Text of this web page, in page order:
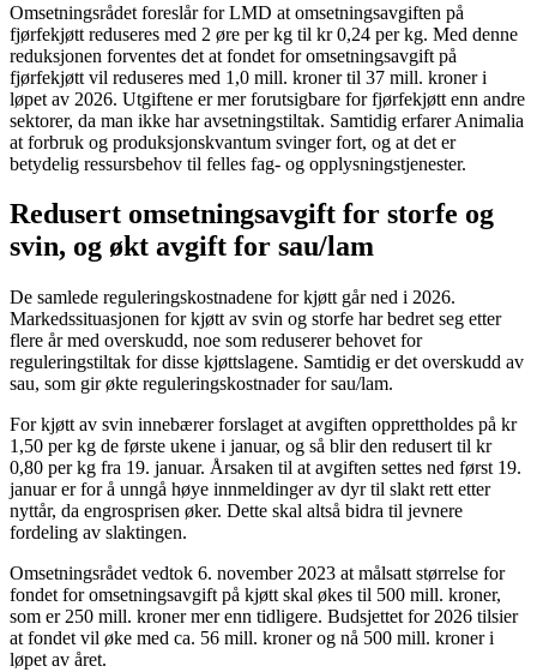
Omsetningsrådet foreslår for LMD at omsetningsavgiften på
fjørfekjøtt reduseres med 2 øre per kg til kr 0,24 per kg. Med denne
reduksjonen forventes det at fondet for omsetningsavgift på
fjørfekjøtt vil reduseres med 1,0 mill. kroner til 37 mill. kroner i
løpet av 2026. Utgiftene er mer forutsigbare for fjørfekjøtt enn andre
sektorer, da man ikke har avsetningstiltak. Samtidig erfarer Animalia
at forbruk og produksjonskvantum svinger fort, og at det er
betydelig ressursbehov til felles fag- og opplysningstjenester.
Redusert omsetningsavgift for storfe og
svin, og økt avgift for sau/lam
De samlede reguleringskostnadene for kjøtt går ned i 2026.
Markedssituasjonen for kjøtt av svin og storfe har bedret seg etter
flere år med overskudd, noe som reduserer behovet for
reguleringstiltak for disse kjøttslagene. Samtidig er det overskudd av
sau, som gir økte reguleringskostnader for sau/lam.
For kjøtt av svin innebærer forslaget at avgiften opprettholdes på kr
1,50 per kg de første ukene i januar, og så blir den redusert til kr
0,80 per kg fra 19. januar. Årsaken til at avgiften settes ned først 19.
januar er for å unngå høye innmeldinger av dyr til slakt rett etter
nyttår, da engrosprisen øker. Dette skal altså bidra til jevnere
fordeling av slaktingen.
Omsetningsrådet vedtok 6. november 2023 at målsatt størrelse for
fondet for omsetningsavgift på kjøtt skal økes til 500 mill. kroner,
som er 250 mill. kroner mer enn tidligere. Budsjettet for 2026 tilsier
at fondet vil øke med ca. 56 mill. kroner og nå 500 mill. kroner i
løpet av året.